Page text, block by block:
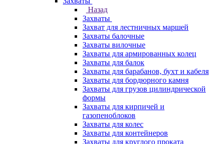
Назад
Захваты
Захват для лестничных маршей
Захваты балочные
Захваты вилочные
Захваты для армированных колец
Захваты для балок
Захваты для барабанов, бухт и кабеля
Захваты для бордюрного камня
Захваты для грузов цилиндрической
формы
Захваты для кирпичей и
газопеноблоков
Захваты для колес
Захваты для контейнеров
Захваты для круглого проката